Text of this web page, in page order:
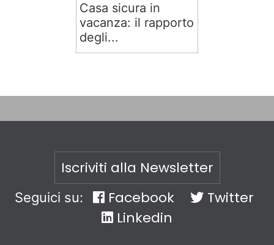
Casa sicura in
vacanza: il rapporto
degli...
Iscriviti alla Newsletter
Seguici su: Facebook
Twitter
Linkedin